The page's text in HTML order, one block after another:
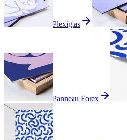
Plexiglas
Panneau Forex